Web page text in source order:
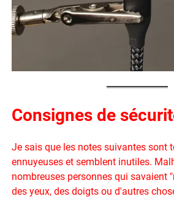
Consignes de
Je sais que les notes suivantes sont
ennuyeuses et semblent inutiles.
nombreuses personnes qui savaient
des yeux, des doigts ou d'autres